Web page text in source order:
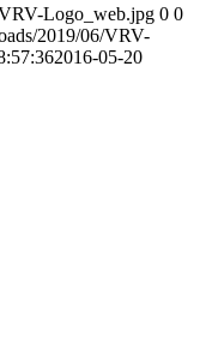
Logo_web.jpg 0 0
2019/06/VRV-
2016-05-20